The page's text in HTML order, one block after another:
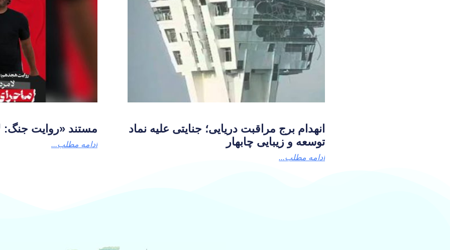
انهدام برج مراقبت دریایی؛ جنایتی علیه نماد
توسعه و زیبایی چابهار
ادامه مطلب...
مستند «روایت جنگ:
ادامه مطلب...